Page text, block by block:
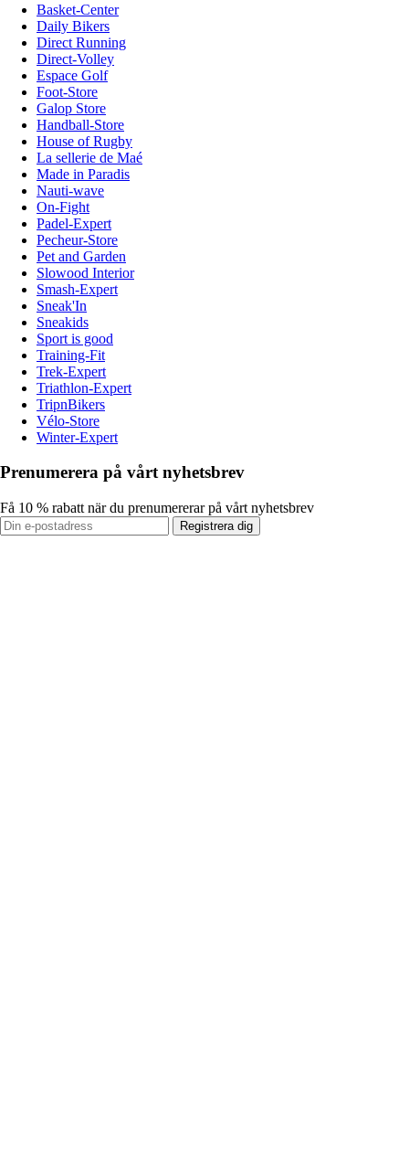
Basket-Center
Daily Bikers
Direct Running
Direct-Volley
Espace Golf
Foot-Store
Galop Store
Handball-Store
House of Rugby
La sellerie de Maé
Made in Paradis
Nauti-wave
On-Fight
Padel-Expert
Pecheur-Store
Pet and Garden
Slowood Interior
Smash-Expert
Sneak'In
Sneakids
Sport is good
Training-Fit
Trek-Expert
Triathlon-Expert
TripnBikers
Vélo-Store
Winter-Expert
Prenumerera på vårt nyhetsbrev
Få 10 % rabatt när du prenumererar på vårt nyhetsbrev
Registrera dig